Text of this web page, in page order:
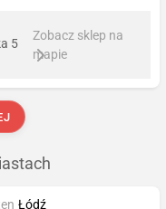
5
Zobacz sklep na
mapie
Łódź